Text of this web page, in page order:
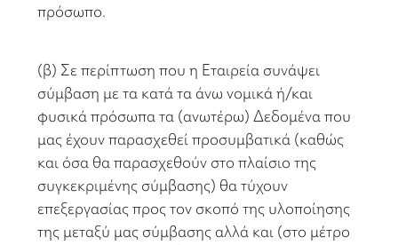
πρόσωπο.
(β) Σε περίπτωση που η Εταιρεία συνάψει
σύμβαση με τα κατά τα άνω νομικά ή/και
φυσικά πρόσωπα τα (ανωτέρω) Δεδομένα που
μας έχουν παρασχεθεί προσυμβατικά (καθώς
και όσα θα παρασχεθούν στο πλαίσιο της
συγκεκριμένης σύμβασης) θα τύχουν
επεξεργασίας προς τον σκοπό της υλοποίησης
της μεταξύ μας σύμβασης αλλά και (στο μέτρο